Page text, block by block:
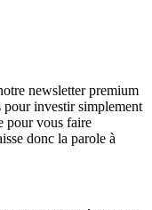
newsletter premium
investir simplement
pour vous faire
donc la parole à